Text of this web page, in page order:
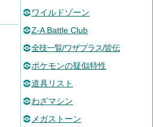
ワイルドゾーン
Z-A Battle Club
全技一覧/ワザプラス/皆伝
ポケモンの疑似特性
道具リスト
わざマシン
メガストーン